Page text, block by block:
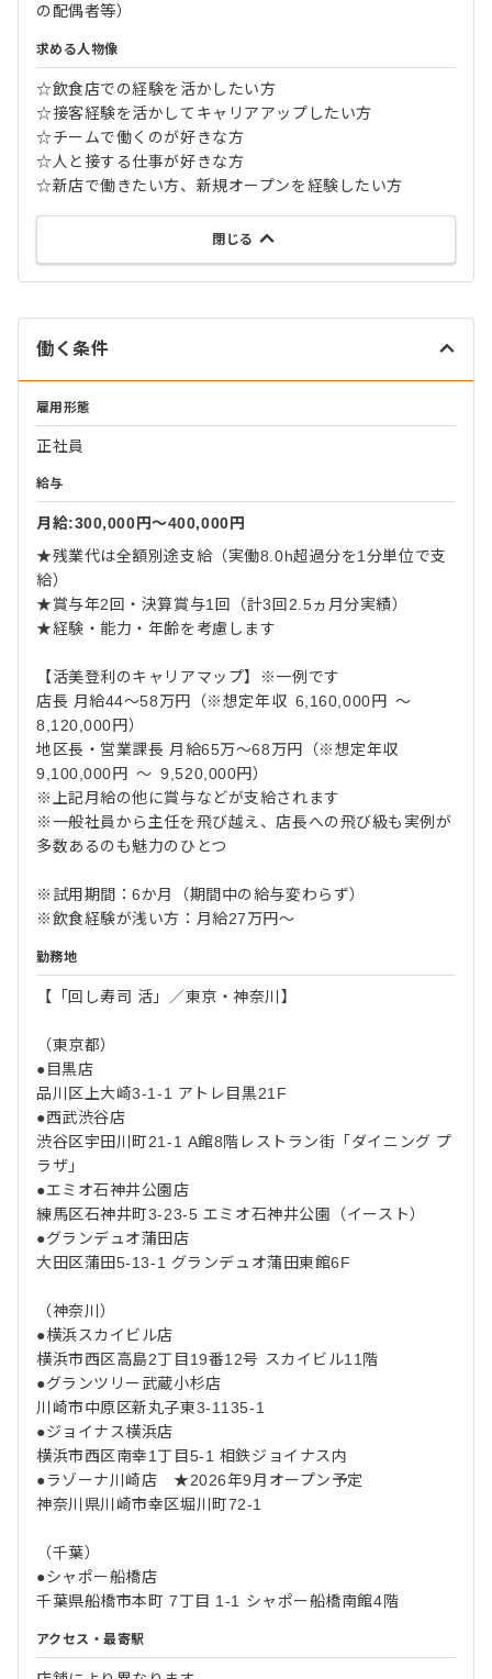
の配偶者等）
求める人物像
☆飲食店での経験を活かしたい方
☆接客経験を活かしてキャリアアップしたい方
☆チームで働くのが好きな方
☆人と接する仕事が好きな方
☆新店で働きたい方、新規オープンを経験したい方
閉じる
働く条件
雇用形態
正社員
給与
月給:300,000円〜400,000円
★残業代は全額別途支給（実働8.0h超過分を1分単位で支
給）
★賞与年2回・決算賞与1回（計3回2.5ヵ月分実績）
★経験・能力・年齢を考慮します
【活美登利のキャリアマップ】※一例です
店長 月給44～58万円（※想定年収 6,160,000円 ～
8,120,000円）
地区長・営業課長 月給65万～68万円（※想定年収
9,100,000円 ～ 9,520,000円）
※上記月給の他に賞与などが支給されます
※一般社員から主任を飛び越え、店長への飛び級も実例が
多数あるのも魅力のひとつ
※試用期間：6か月（期間中の給与変わらず）
※飲食経験が浅い方：月給27万円～
勤務地
【「回し寿司 活」／東京・神奈川】
（東京都）
●目黒店
品川区上大崎3-1-1 アトレ目黒21F
●西武渋谷店
渋谷区宇田川町21-1 A館8階レストラン街「ダイニング プ
ラザ」
●エミオ石神井公園店
練馬区石神井町3-23-5 エミオ石神井公園（イースト）
●グランデュオ蒲田店
大田区蒲田5-13-1 グランデュオ蒲田東館6F
（神奈川）
●横浜スカイビル店
横浜市西区高島2丁目19番12号 スカイビル11階
●グランツリー武蔵小杉店
川崎市中原区新丸子東3-1135-1
●ジョイナス横浜店
横浜市西区南幸1丁目5-1 相鉄ジョイナス内
●ラゾーナ川崎店 ★2026年9月オープン予定
神奈川県川崎市幸区堀川町72-1
（千葉）
●シャポー船橋店
千葉県船橋市本町 7丁目 1-1 シャポー船橋南館4階
アクセス・最寄駅